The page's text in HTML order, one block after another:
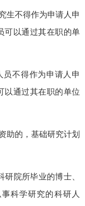
生不得作为申请人申
可以通过其在职的单
员不得作为申请人申
以通过其在职的单位
助的，基础研究计划
研院所毕业的博士、
科学研究的科研人